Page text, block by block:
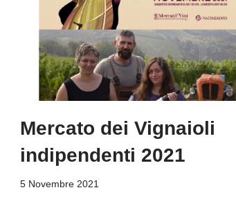
Mercato dei Vignaioli
indipendenti 2021
5 Novembre 2021